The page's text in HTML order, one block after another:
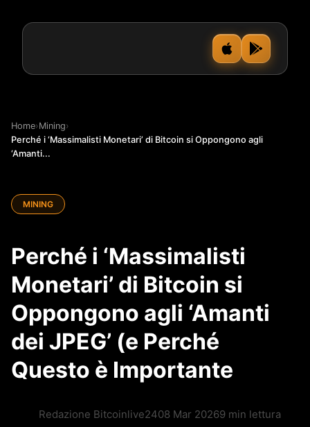
Home›Mining›
Perché i ‘Massimalisti Monetari’ di Bitcoin si Oppongono agli
‘Amanti...
MINING
Perché i ‘Massimalisti
Monetari’ di Bitcoin si
Oppongono agli ‘Amanti
dei JPEG’ (e Perché
Questo è Importante
Redazione Bitcoinlive2408 Mar 20269 min lettura